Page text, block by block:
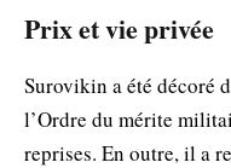
Prix et vie privée
Surovikin a été décoré
l’Ordre du mérite
reprises. En outre, il a